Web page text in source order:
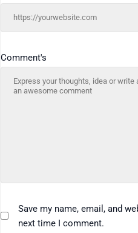
Comment's
Save my name, email, and
next time I comment.